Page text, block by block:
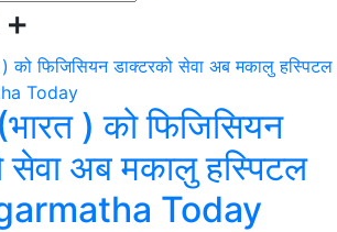
+
) को फिजिसियन
सेवा अब मकालु हस्पिटल
Today